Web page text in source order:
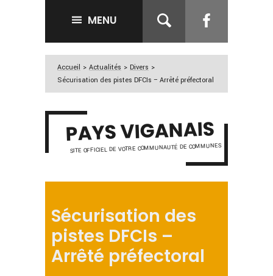
MENU
Accueil > Actualités > Divers >
Sécurisation des pistes DFCIs – Arrêté préfectoral
PAYS VIGANAIS
SITE OFFICIEL DE VOTRE COMMUNAUTÉ DE COMMUNES
Sécurisation des
pistes DFCIs –
Arrêté préfectoral